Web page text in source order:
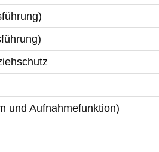
und Aufnahmefunktion)